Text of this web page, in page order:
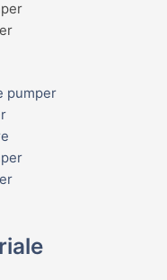
pumper